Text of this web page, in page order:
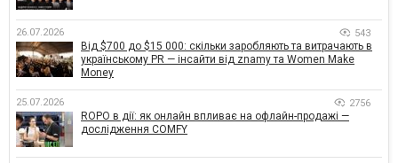
26.07.2026 543
Від $700 до $15 000: скільки заробляють та витрачають в
українському PR — інсайти від znamy та Women Make
Money
25.07.2026 2756
ROPO в дії: як онлайн впливає на офлайн-продажі —
дослідження COMFY